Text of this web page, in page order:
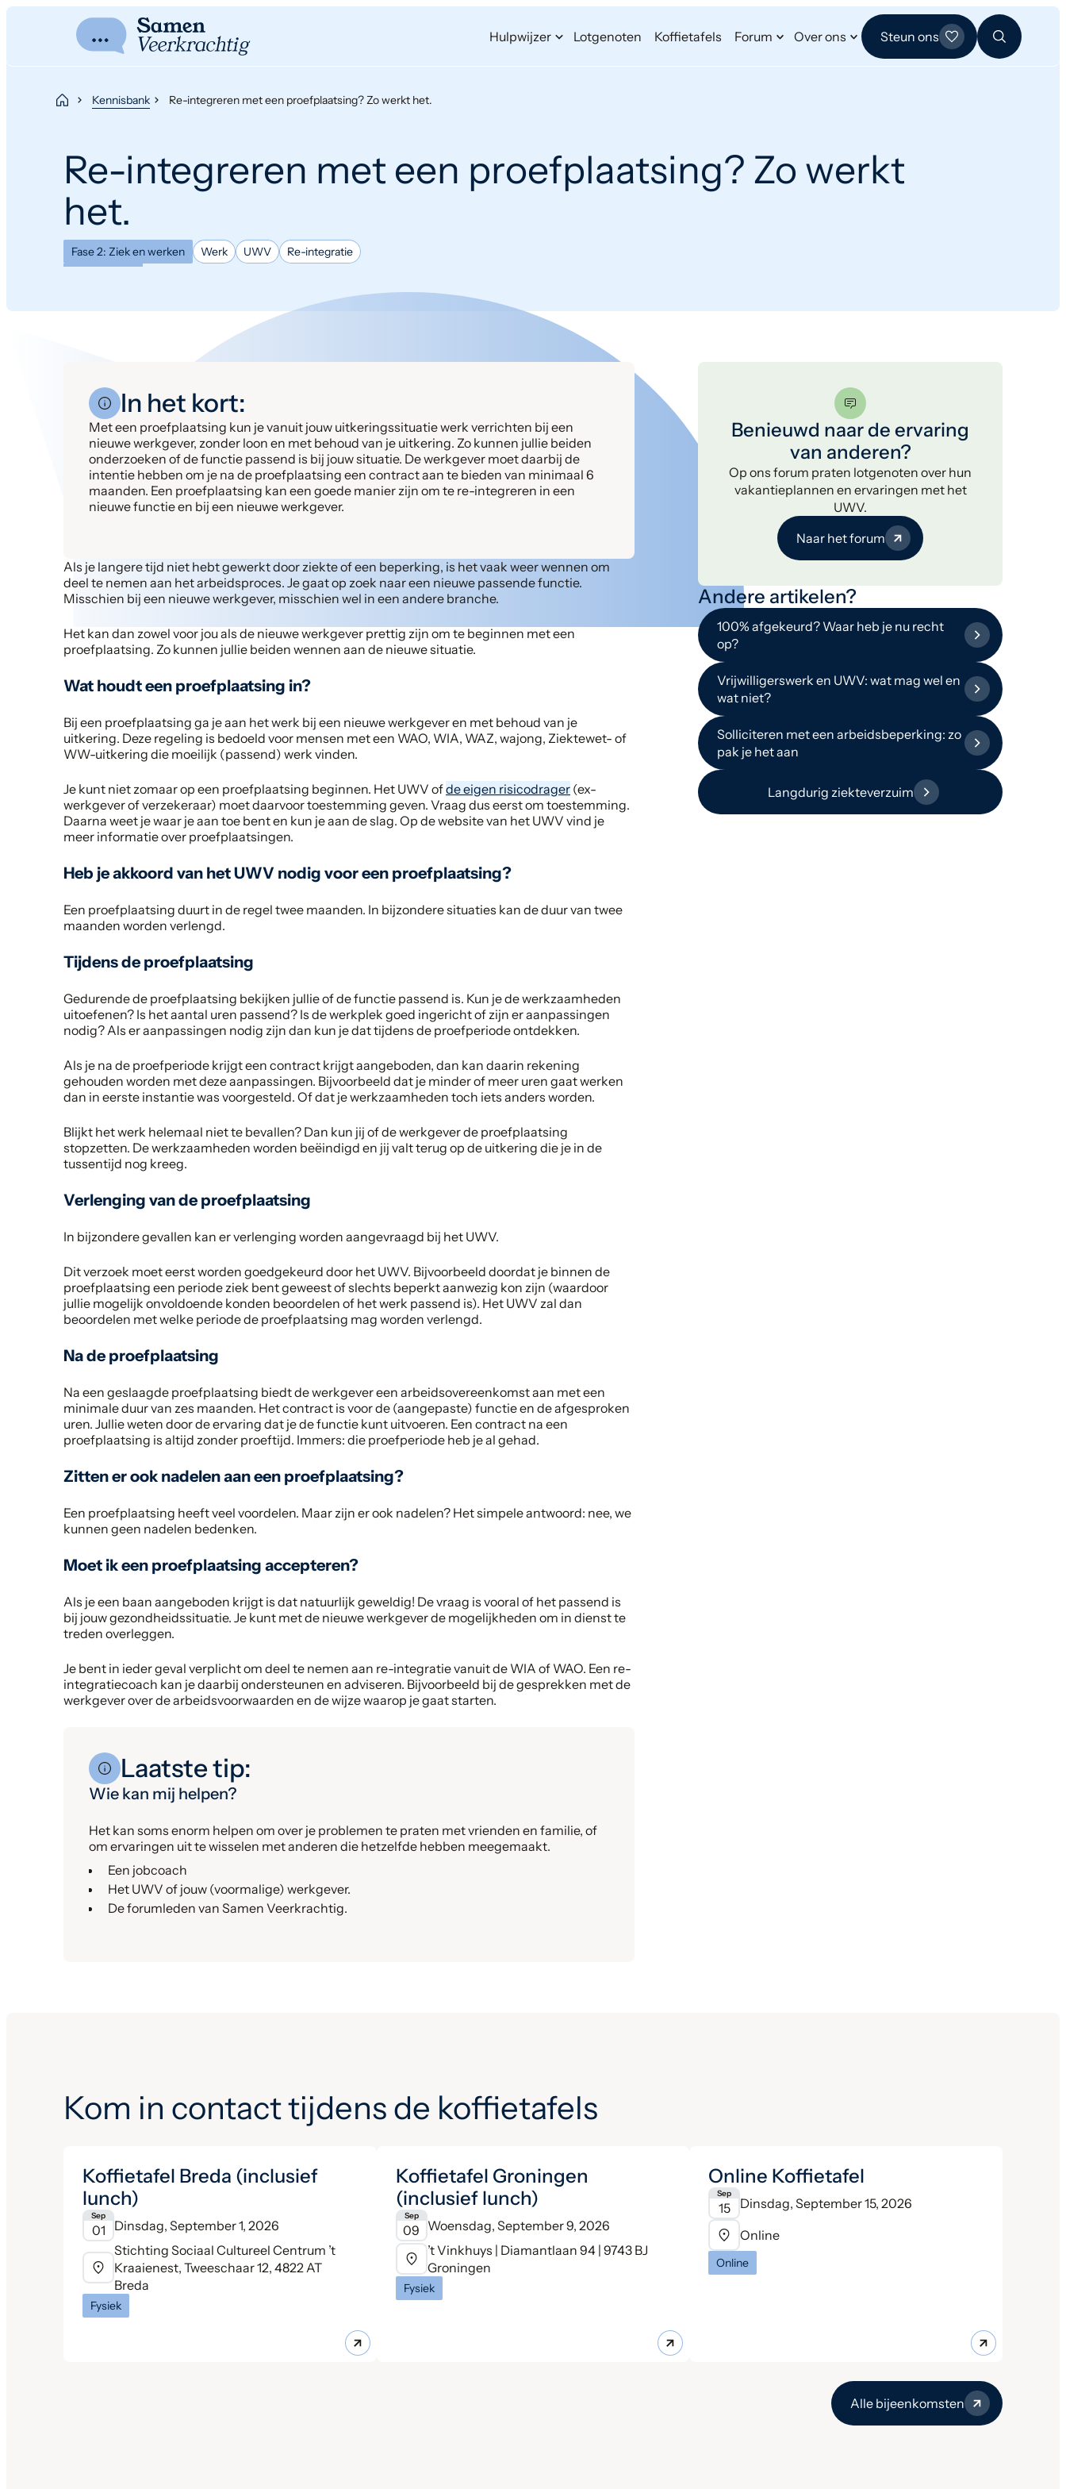
Hulpwijzer Lotgenoten Koffietafels Forum Over ons Steun ons
Kennisbank Re-integreren met een proefplaatsing? Zo werkt het.
Re-integreren met een proefplaatsing? Zo werkt
het.
Fase 2: Ziek en werken Werk UWV Re-integratie
In het kort:
Met een proefplaatsing kun je vanuit jouw uitkeringssituatie werk verrichten bij een
nieuwe werkgever, zonder loon en met behoud van je uitkering. Zo kunnen jullie beiden
onderzoeken of de functie passend is bij jouw situatie. De werkgever moet daarbij de
intentie hebben om je na de proefplaatsing een contract aan te bieden van minimaal 6
maanden. Een proefplaatsing kan een goede manier zijn om te re-integreren in een
nieuwe functie en bij een nieuwe werkgever.
Als je langere tijd niet hebt gewerkt door ziekte of een beperking, is het vaak weer wennen om
deel te nemen aan het arbeidsproces. Je gaat op zoek naar een nieuwe passende functie.
Misschien bij een nieuwe werkgever, misschien wel in een andere branche.
Het kan dan zowel voor jou als de nieuwe werkgever prettig zijn om te beginnen met een
proefplaatsing. Zo kunnen jullie beiden wennen aan de nieuwe situatie.
Wat houdt een proefplaatsing in?
Bij een proefplaatsing ga je aan het werk bij een nieuwe werkgever en met behoud van je
uitkering. Deze regeling is bedoeld voor mensen met een WAO, WIA, WAZ, wajong, Ziektewet- of
WW-uitkering die moeilijk (passend) werk vinden.
Je kunt niet zomaar op een proefplaatsing beginnen. Het UWV ofde eigen risicodrager (ex-
werkgever of verzekeraar) moet daarvoor toestemming geven. Vraag dus eerst om toestemming.
Daarna weet je waar je aan toe bent en kun je aan de slag. Op de website van het UWV vind je
meer informatie over proefplaatsingen.
Heb je akkoord van het UWV nodig voor een proefplaatsing?
Een proefplaatsing duurt in de regel twee maanden. In bijzondere situaties kan de duur van twee
maanden worden verlengd.
Tijdens de proefplaatsing
Gedurende de proefplaatsing bekijken jullie of de functie passend is. Kun je de werkzaamheden
uitoefenen? Is het aantal uren passend? Is de werkplek goed ingericht of zijn er aanpassingen
nodig? Als er aanpassingen nodig zijn dan kun je dat tijdens de proefperiode ontdekken.
Als je na de proefperiode krijgt een contract krijgt aangeboden, dan kan daarin rekening
gehouden worden met deze aanpassingen. Bijvoorbeeld dat je minder of meer uren gaat werken
dan in eerste instantie was voorgesteld. Of dat je werkzaamheden toch iets anders worden.
Blijkt het werk helemaal niet te bevallen? Dan kun jij of de werkgever de proefplaatsing
stopzetten. De werkzaamheden worden beëindigd en jij valt terug op de uitkering die je in de
tussentijd nog kreeg.
Verlenging van de proefplaatsing
In bijzondere gevallen kan er verlenging worden aangevraagd bij het UWV.
Dit verzoek moet eerst worden goedgekeurd door het UWV. Bijvoorbeeld doordat je binnen de
proefplaatsing een periode ziek bent geweest of slechts beperkt aanwezig kon zijn (waardoor
jullie mogelijk onvoldoende konden beoordelen of het werk passend is). Het UWV zal dan
beoordelen met welke periode de proefplaatsing mag worden verlengd.
Na de proefplaatsing
Na een geslaagde proefplaatsing biedt de werkgever een arbeidsovereenkomst aan met een
minimale duur van zes maanden. Het contract is voor de (aangepaste) functie en de afgesproken
uren. Jullie weten door de ervaring dat je de functie kunt uitvoeren. Een contract na een
proefplaatsing is altijd zonder proeftijd. Immers: die proefperiode heb je al gehad.
Zitten er ook nadelen aan een proefplaatsing?
Een proefplaatsing heeft veel voordelen. Maar zijn er ook nadelen? Het simpele antwoord: nee, we
kunnen geen nadelen bedenken.
Moet ik een proefplaatsing accepteren?
Als je een baan aangeboden krijgt is dat natuurlijk geweldig! De vraag is vooral of het passend is
bij jouw gezondheidssituatie. Je kunt met de nieuwe werkgever de mogelijkheden om in dienst te
treden overleggen.
Je bent in ieder geval verplicht om deel te nemen aan re-integratie vanuit de WIA of WAO. Een re-
integratiecoach kan je daarbij ondersteunen en adviseren. Bijvoorbeeld bij de gesprekken met de
werkgever over de arbeidsvoorwaarden en de wijze waarop je gaat starten.
Laatste tip:
Wie kan mij helpen?
Het kan soms enorm helpen om over je problemen te praten met vrienden en familie, of
om ervaringen uit te wisselen met anderen die hetzelfde hebben meegemaakt.
Een jobcoach
Het UWV of jouw (voormalige) werkgever.
De forumleden van Samen Veerkrachtig.
Benieuwd naar de ervaring
van anderen?
Op ons forum praten lotgenoten over hun
vakantieplannen en ervaringen met het
UWV.
Naar het forum
Andere artikelen?
100% afgekeurd? Waar heb je nu recht
op?
Vrijwilligerswerk en UWV: wat mag wel en
wat niet?
Solliciteren met een arbeidsbeperking: zo
pak je het aan
Langdurig ziekteverzuim
Kom in contact tijdens de koffietafels
Koffietafel Breda (inclusief
lunch)
Sep
01
Dinsdag, September 1, 2026
Stichting Sociaal Cultureel Centrum ’t
Kraaienest, Tweeschaar 12, 4822 AT
Breda
Fysiek
Koffietafel Groningen
(inclusief lunch)
Sep
09 Woensdag, September 9, 2026
’t Vinkhuys | Diamantlaan 94 | 9743 BJ
Groningen
Fysiek
Online Koffietafel
Sep
15
Dinsdag, September 15, 2026
Online
Online
Alle bijeenkomsten